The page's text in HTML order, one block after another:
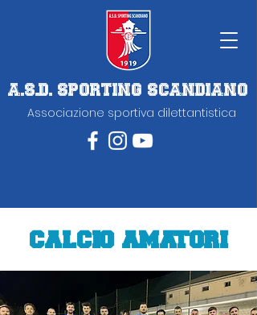
A.S.D. SPORTING SCANDIANO
Associazione sportiva dilettantistica
CALCIO AMATORI